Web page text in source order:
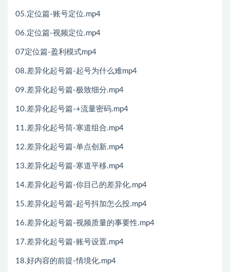
05.定位篇-账号定位.mp4
06.定位篇-视频定位.mp4
07定位篇-盈利模式mp4
08.差异化起号篇-起号为什么难mp4
09.差异化起号篇-极致细分.mp4
10.差异化起号篇-+流量密码.mp4
11.差异化起号筒-寒道组合.mp4
12.差异化起号篇-单点创新.mp4
13.差异化起号篇-寒道平移.mp4
14.差异化起号篇-你目己的差异化.mp4
15.差异化起号篇-起号抖加怎么投.mp4
16.差异化起号篇-视频质量的事要性.mp4
17.差异化起号篇-账号设置.mp4
18.好内容的前提-情境化.mp4